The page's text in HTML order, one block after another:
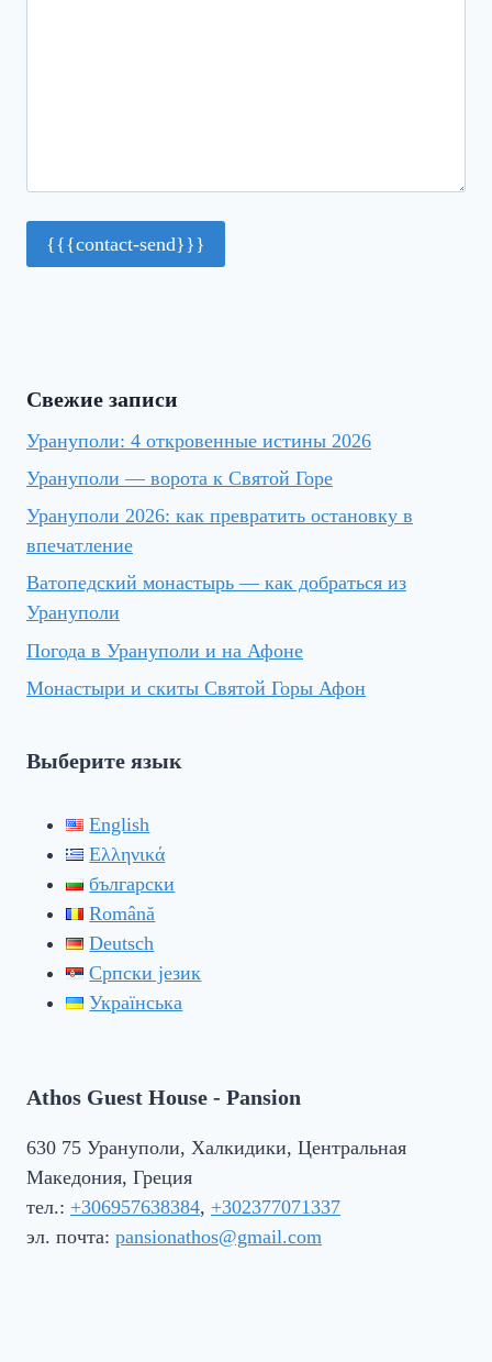
Свежие записи
Урануполи: 4 откровенные истины 2026
Урануполи — ворота к Святой Горе
Урануполи 2026: как превратить остановку в
впечатление
Ватопедский монастырь — как добраться из
Урануполи
Погода в Урануполи и на Афоне
Монастыри и скиты Святой Горы Афон
Выберите язык
English
Ελληνικά
български
Română
Deutsch
Српски језик
Українська
Athos Guest House - Pansion
630 75 Урануполи, Халкидики, Центральная
Македония, Греция
тел.: +306957638384, +302377071337
эл. почта: pansionathos@gmail.com